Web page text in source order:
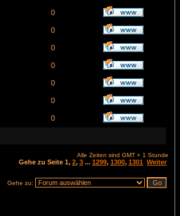
0
0
0
0
0
0
0
Alle Zeiten sind GMT + 1 Stunde
Gehe zu Seite 1, 2, 3 ... 1299, 1300, 1301 Weiter
Gehe zu: